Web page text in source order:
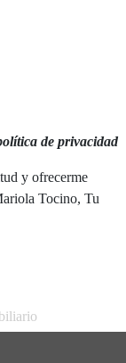
de privacidad
y ofrecerme
Tocino, Tu